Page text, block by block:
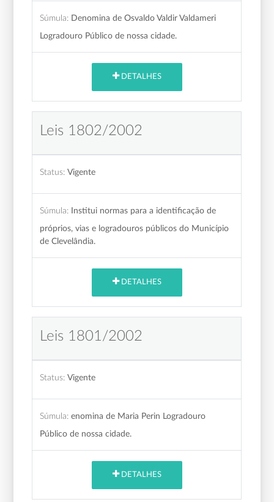
Súmula: Denomina de Osvaldo Valdir Valdameri
Logradouro Público de nossa cidade.
DETALHES
Leis 1802/2002
Status: Vigente
Súmula: Institui normas para a identificação de
próprios, vias e logradouros públicos do Município
de Clevelândia.
DETALHES
Leis 1801/2002
Status: Vigente
Súmula: enomina de Maria Perin Logradouro
Público de nossa cidade.
DETALHES